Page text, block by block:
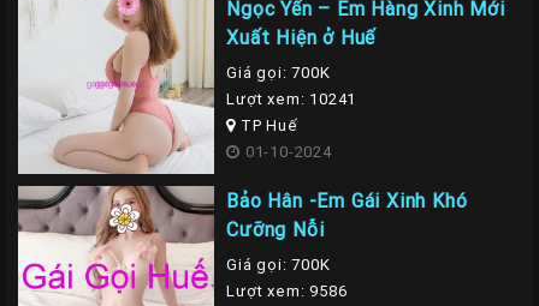
Ngọc Yến – Em Hàng Xinh Mới
Xuất Hiện ở Huế
Giá gọi: 700K
Lượt xem: 10241
TP Huế
01-10-2024
Bảo Hân -Em Gái Xinh Khó
Cưỡng Nỗi
Giá gọi: 700K
Lượt xem: 9586